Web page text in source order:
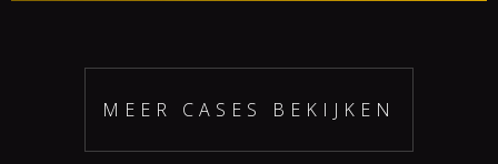
MEER CASES BEKIJKEN